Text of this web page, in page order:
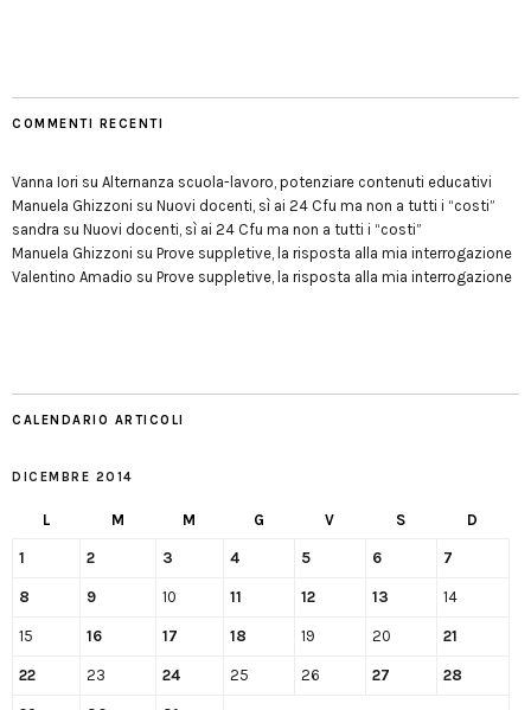
COMMENTI RECENTI
Vanna Iori su Alternanza scuola-lavoro, potenziare contenuti educativi
Manuela Ghizzoni su Nuovi docenti, sì ai 24 Cfu ma non a tutti i “costi”
sandra su Nuovi docenti, sì ai 24 Cfu ma non a tutti i “costi”
Manuela Ghizzoni su Prove suppletive, la risposta alla mia interrogazione
Valentino Amadio su Prove suppletive, la risposta alla mia interrogazione
CALENDARIO ARTICOLI
DICEMBRE 2014
L M M G V S D
1 2 3 4 5 6 7
8 9 10 11 12 13 14
15 16 17 18 19 20 21
22 23 24 25 26 27 28